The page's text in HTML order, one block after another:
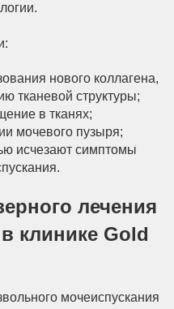
нового коллагена,
тканевой структуры;
в тканях;
мочевого пузыря;
исчезают симптомы
лечения
клинике Gold
мочеиспускания